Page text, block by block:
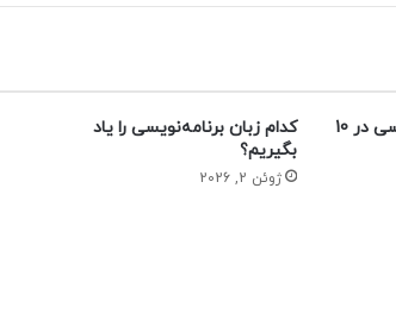
بهترین زبان های برنامه نویسی در 10
کدام زبان برنامه‌نویسی را یاد
بگیریم؟
ژوئن 2, 2026